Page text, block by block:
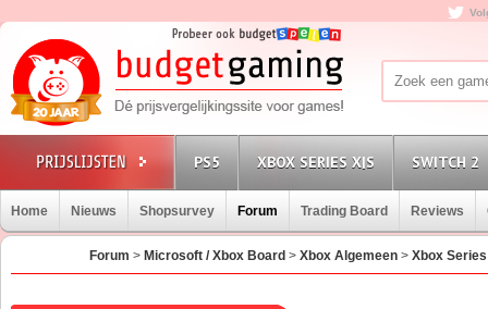
PS5 XBOX SERIES X|S SWITCH 2
Home Nieuws Shopsurvey Forum Trading Board Reviews
Forum > Microsoft / Xbox Board >Xbox Algemeen >Xbox